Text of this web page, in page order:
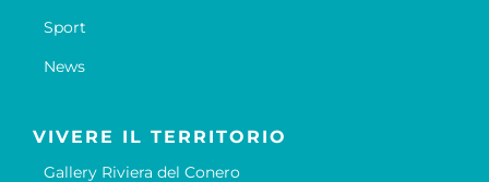
Sport
News
VIVERE IL TERRITORIO
Gallery Riviera del Conero